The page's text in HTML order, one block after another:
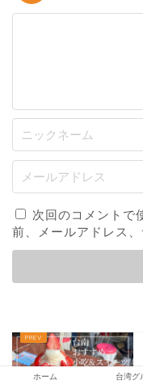
次回のコメントで
前、メールアドレス、
ホーム 台湾グ